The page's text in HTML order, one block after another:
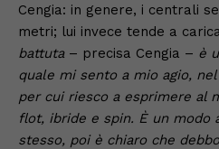
Cengia: in genere, i centrali
metri; lui invece tende a
battuta– precisa Cengia – è
quale mi sento a mio agio,
per cui riesco a esprimere al
flot, ibride e spin. È un modo
stesso, poi è chiaro che